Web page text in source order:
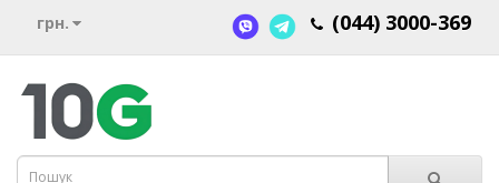
грн. (044) 3000-369